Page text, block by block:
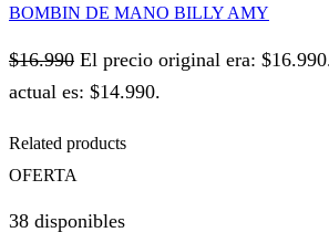
BOMBIN DE MANO BILLY AMY
$16.990 El precio original era:
actual es: $14.990.
Related products
OFERTA
38 disponibles